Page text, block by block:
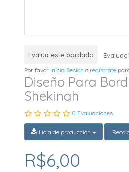
Evalúa este bordado
Por favor Inicia Sesión o registrate
Diseño Para
Shekinah
0 Evaluaciones
Hoja de producción
R$6,00